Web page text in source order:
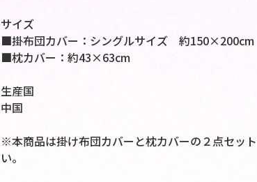
サイズ
■掛布団カバー：シングルサイズ 約150×200cm
■枕カバー：約43×63cm
生産国
中国
※本商品は掛け布団カバーと枕カバーの２点セッ
い。